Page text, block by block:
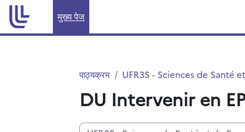
छोड़ कर मुख्य सामग्री पर जाएं
मुख्य पेज
पाठ्यक्रम UFR3S - Sciences de Santé
DU Intervenir en